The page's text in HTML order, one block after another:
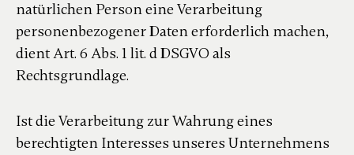
natürlichen Person eine Verarbeitung
personenbezogener Daten erforderlich machen,
dient Art. 6 Abs. 1 lit. d DSGVO als
Rechtsgrundlage.
Ist die Verarbeitung zur Wahrung eines
berechtigten Interesses unseres Unternehmens